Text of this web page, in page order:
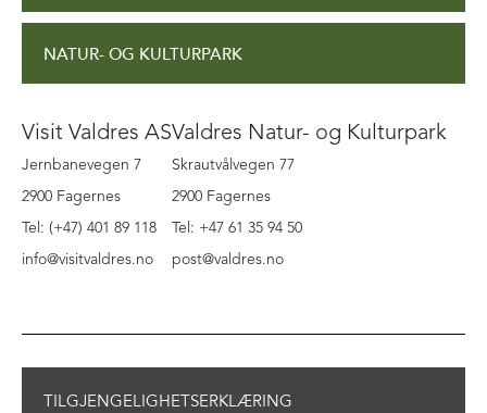
NATUR- OG KULTURPARK
Visit Valdres AS
Jernbanevegen 7
2900 Fagernes
Tel: (+47) 401 89 118
info@visitvaldres.no
Valdres Natur- og Kulturpark
Skrautvålvegen 77
2900 Fagernes
Tel: +47 61 35 94 50
post@valdres.no
TILGJENGELIGHETSERKLÆRING